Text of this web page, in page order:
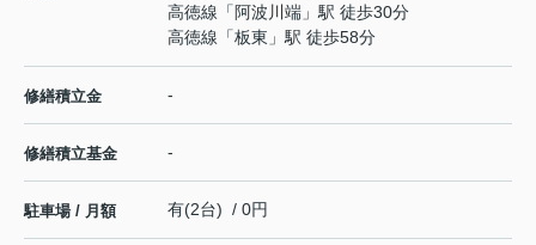
高徳線 「 阿波川端 」駅 徒歩30分
高徳線 「板東 」駅 徒歩58分
修繕積立金 -
修繕積立基金 -
駐車場 / 月額 有(2台) / 0円